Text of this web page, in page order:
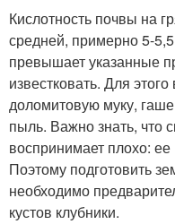
Кислотность почвы на
средней, примерно 5-
превышает указанные
известковать. Для
доломитовую муку,
пыль. Важно знать, что
воспринимает плохо:
Поэтому подготовить
необходимо
кустов клубники.